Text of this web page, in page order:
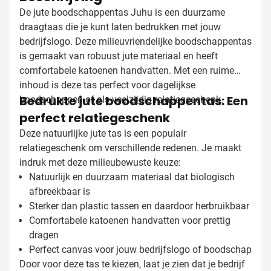
De jute boodschappentas Juhu is een duurzame
draagtaas die je kunt laten bedrukken met jouw
bedrijfslogo. Deze milieuvriendelijke boodschappentas
is gemaakt van robuust jute materiaal en heeft
comfortabele katoenen handvatten. Met een ruime
inhoud is deze tas perfect voor dagelijkse
boodschappen of als veelzijdig relatiegeschenk.
Bedrukte jute boodschappentas: Een
perfect relatiegeschenk
Deze natuurlijke jute tas is een populair
relatiegeschenk om verschillende redenen. Je maakt
indruk met deze milieubewuste keuze:
Natuurlijk en duurzaam materiaal dat biologisch
afbreekbaar is
Sterker dan plastic tassen en daardoor herbruikbaar
Comfortabele katoenen handvatten voor prettig
dragen
Perfect canvas voor jouw bedrijfslogo of boodschap
Door voor deze tas te kiezen, laat je zien dat je bedrijf